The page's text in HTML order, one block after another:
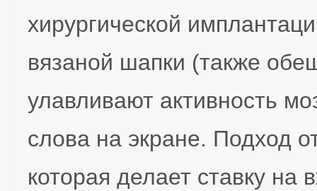
хирургической
вязаной шапки (также
улавливают активность
слова на экране. Подход
которая делает ставку